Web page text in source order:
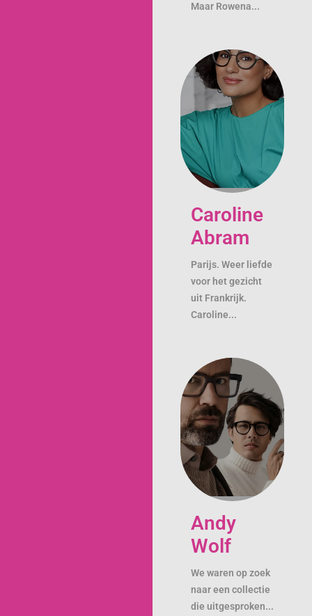
Maar Rowena...
Caroline
Abram
Parijs. Weer liefde
voor het gezicht
uit Frankrijk.
Caroline...
Andy
Wolf
We waren op zoek
naar een collectie
die uitgesproken...